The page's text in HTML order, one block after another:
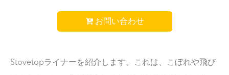
お問い合わせ
Stovetopライナーを紹介します。これは、こぼれや飛び